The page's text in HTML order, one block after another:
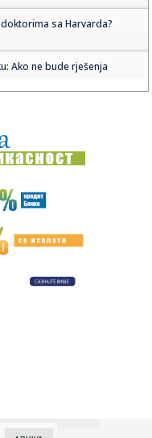
sa Harvarda?
Ako ne bude rješenja
"Ne znam gde se Braun
Kada je stigao poziv,
brodovima
potrošnje vode